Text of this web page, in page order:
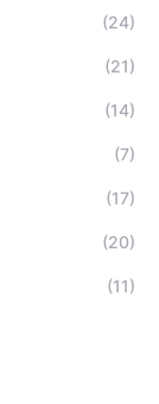
(24)
(21)
(14)
(7)
(17)
(20)
(11)